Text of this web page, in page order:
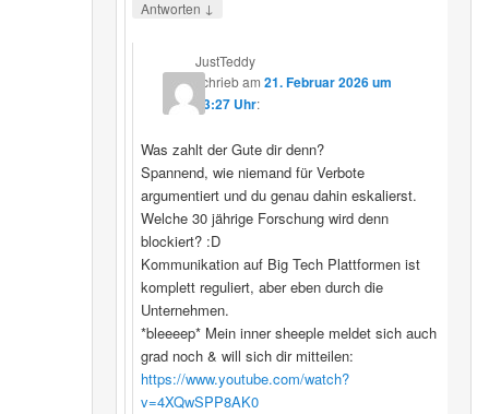
Antworten ↓
JustTeddy
schriebam 21. Februar 2026 um
13:27 Uhr:
Was zahlt der Gute dir denn?
Spannend, wie niemand für Verbote
argumentiert und du genau dahin eskalierst.
Welche 30 jährige Forschung wird denn
blockiert? :D
Kommunikation auf Big Tech Plattformen ist
komplett reguliert, aber eben durch die
Unternehmen.
*bleeeep* Mein inner sheeple meldet sich auch
grad noch & will sich dir mitteilen:
https://www.youtube.com/watch?
v=4XQwSPP8AK0